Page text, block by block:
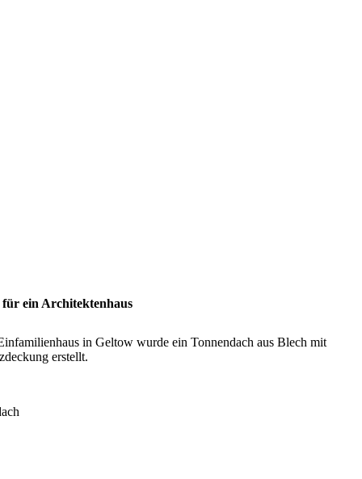
für ein Architektenhaus
in Geltow wurde ein Tonnendach aus Blech mit
erstellt.